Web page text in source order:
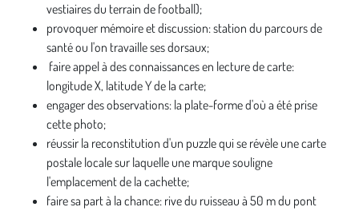
vestiaires du terrain de football);
provoquer mémoire et discussion: station du parcours de
santé ou l'on travaille ses dorsaux;
faire appel à des connaissances en lecture de carte:
longitude X, latitude Y de la carte;
engager des observations: la plate-forme d'où a été prise
cette photo;
réussir la reconstitution d'un puzzle qui se révèle une carte
postale locale sur laquelle une marque souligne
l'emplacement de la cachette;
faire sa part à la chance: rive du ruisseau à 50 m du pont